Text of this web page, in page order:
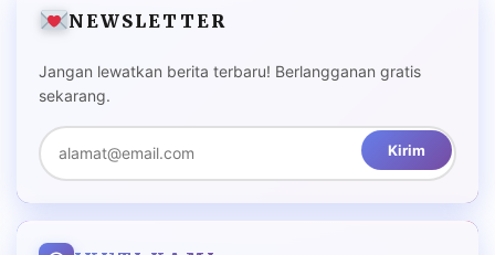
NEWSLETTER
Jangan lewatkan berita terbaru! Berlangganan gratis
sekarang.
Kirim